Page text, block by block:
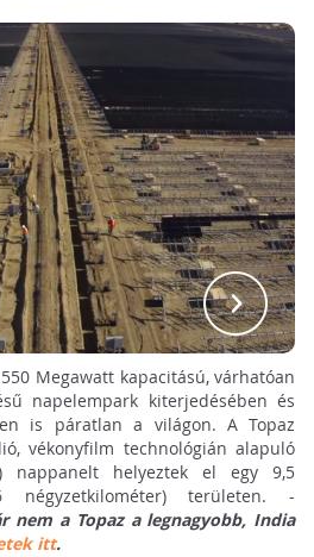
Megawatt kapacitású, várhatóan
napelempark kiterjedésében és
is páratlan a világon. A Topaz
vékonyfilm technológián alapuló
nappanelt helyeztek el egy 9,5
négyzetkilométer) területen. -
nem a Topaz a legnagyobb, India
itt.